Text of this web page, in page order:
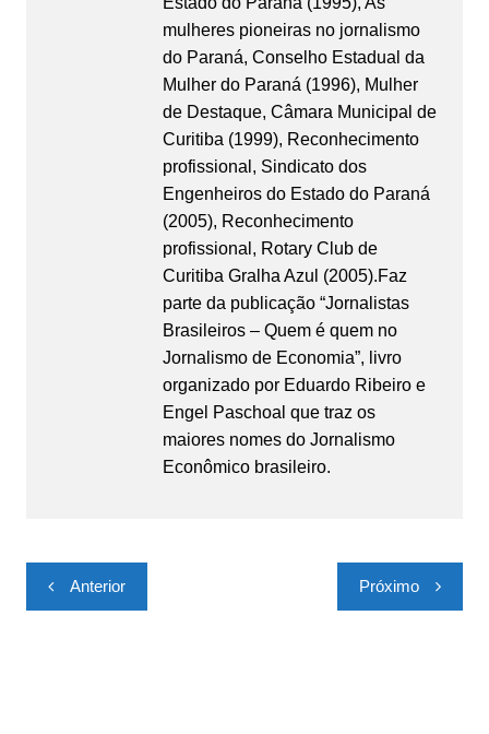
mulheres pioneiras no jornalismo
do Paraná, Conselho Estadual da
Mulher do Paraná (1996), Mulher
de Destaque, Câmara Municipal de
Curitiba (1999), Reconhecimento
profissional, Sindicato dos
Engenheiros do Estado do Paraná
(2005), Reconhecimento
profissional, Rotary Club de
Curitiba Gralha Azul (2005).Faz
parte da publicação “Jornalistas
Brasileiros – Quem é quem no
Jornalismo de Economia”, livro
organizado por Eduardo Ribeiro e
Engel Paschoal que traz os
maiores nomes do Jornalismo
Econômico brasileiro.
Navegação
de
Anterior Próximo